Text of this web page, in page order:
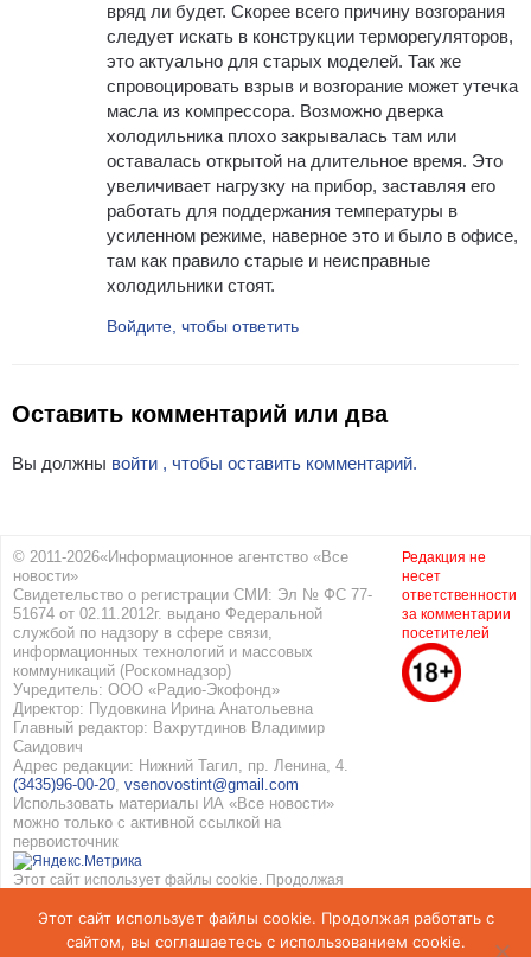
вряд ли будет. Скорее всего причину возгорания
следует искать в конструкции терморегуляторов,
это актуально для старых моделей. Так же
спровоцировать взрыв и возгорание может утечка
масла из компрессора. Возможно дверка
холодильника плохо закрывалась там или
оставалась открытой на длительное время. Это
увеличивает нагрузку на прибор, заставляя его
работать для поддержания температуры в
усиленном режиме, наверное это и было в офисе,
там как правило старые и неисправные
холодильники стоят.
Войдите, чтобы ответить
Оставить комментарий или два
Вы должны войти , чтобы оставить комментарий.
© 2011-2026«Информационное агентство «Все
новости»
Свидетельство о регистрации СМИ: Эл № ФС 77-
51674 от 02.11.2012г. выдано Федеральной
службой по надзору в сфере связи,
информационных технологий и массовых
коммуникаций (Роскомнадзор)
Учредитель: ООО «Радио-Экофонд»
Директор: Пудовкина Ирина Анатольевна
Главный редактор: Вахрутдинов Владимир
Саидович
Адрес редакции: Нижний Тагил, пр. Ленина, 4.
(3435)96-00-20, vsenovostint@gmail.com
Использовать материалы ИА «Все новости»
можно только с активной ссылкой на
первоисточник
Этот сайт использует файлы cookie. Продолжая
использованием cookie. Подробнее вПолитике
конфиденциальностииСоглашение об обработке
Редакция не
несет
ответственности
за комментарии
посетителей
Этот сайт использует файлы cookie. Продолжая работать с
сайтом, вы соглашаетесь с использованием cookie.